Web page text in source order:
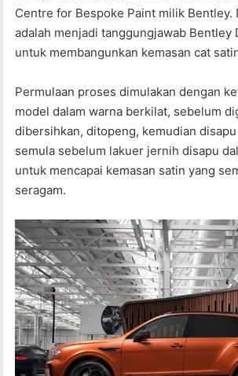
Centre for Bespoke Paint milik Bentley.
adalah menjadi tanggungjawab Bentley
untuk membangunkan kemasan cat
Permulaan proses dimulakan dengan
model dalam warna berkilat, sebelum
dibersihkan, ditopeng, kemudian
semula sebelum lakuer jernih disapu
untuk mencapai kemasan satin yang
seragam.